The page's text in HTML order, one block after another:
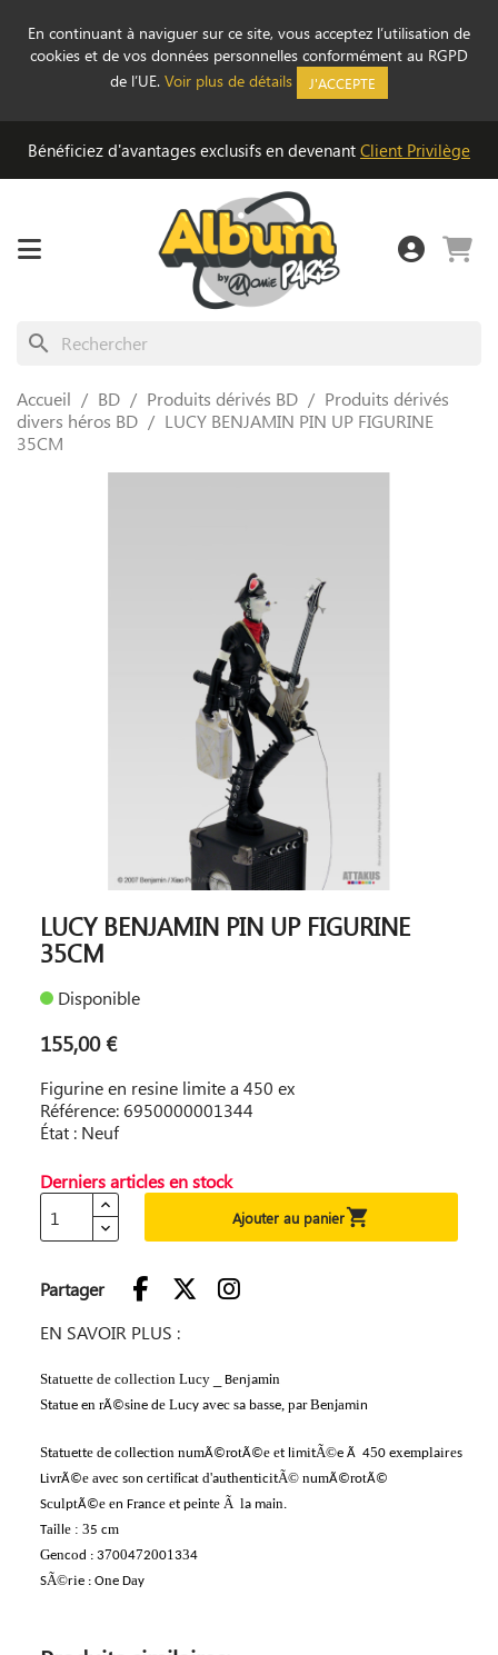
En continuant à naviguer sur ce site, vous acceptez l’utilisation de
cookies et de vos données personnelles conformément au RGPD
de l’UE. Voir plus de détails J'ACCEPTE
Bénéficiez d'avantages exclusifs en devenant Client Privilège
search
Accueil BD Produits dérivés BD
Produits dérivés
divers héros BD
LUCY BENJAMIN PIN UP FIGURINE
35CM
LUCY BENJAMIN PIN UP FIGURINE
35CM
Disponible
155,00 €
Figurine en resine limite a 450 ex
Référence: 6950000001344
État : Neuf
Derniers articles en stock
Ajouter au panier
Partager
EN SAVOIR PLUS :
Statuette de collection Lucy Benjamin
Statue en rÃ©sine de Lucy avec sa basse, par Benjamin
Statuette de co lection numÃ©rotÃ©e et imitÃ©e Ã 450 exemplaires
LivrÃ©e avec son certificat d'authenticitÃ© numÃ©rotÃ©
SculptÃ©e en France et peinte Ã la main.
Taill e : 35 cm
Gencod : 3700472001334
SÃ©rie : One Day